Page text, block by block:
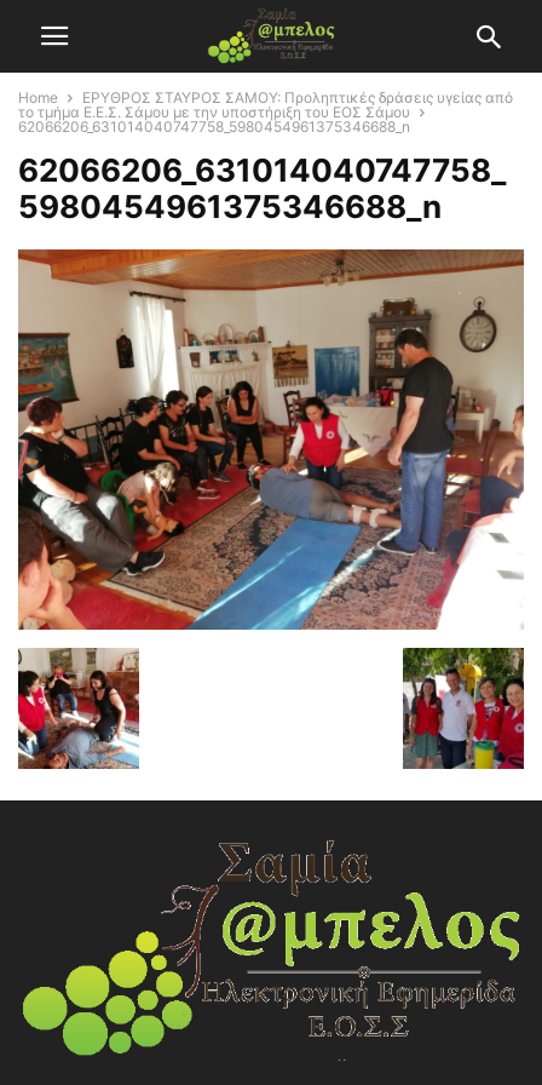
Home
ΕΡΥΘΡΟΣ ΣΤΑΥΡΟΣ ΣΑΜΟΥ: Προληπτικές δράσεις υγείας από
το τμήμα Ε.Ε.Σ. Σάμου με την υποστήριξη του ΕΟΣ Σάμου
62066206_631014040747758_5980454961375346688_n
62066206_631014040747758_
5980454961375346688_n